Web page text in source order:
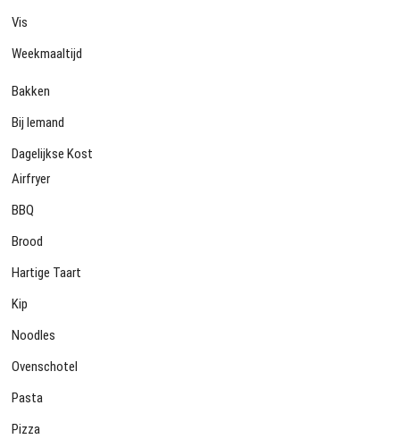
Vis
Weekmaaltijd
Bakken
Bij Iemand
Dagelijkse Kost
Airfryer
BBQ
Brood
Hartige Taart
Kip
Noodles
Ovenschotel
Pasta
Pizza